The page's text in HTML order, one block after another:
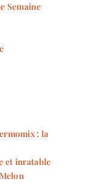
Semaine
: la
et inratable